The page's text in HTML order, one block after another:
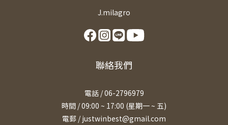
J.milagro
聯絡我們
電話 / 06-2796979
時間 / 09:00 ~ 17:00 (星期一 ~ 五)
電郵 / justwinbest@gmail.com